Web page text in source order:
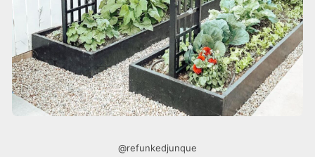
@refunkedjunque